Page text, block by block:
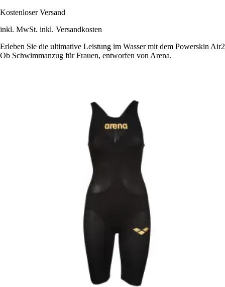
Kostenloser Versand
inkl. MwSt. inkl. Versandkosten
Erleben Sie die ultimative Leistung im Wasser mit dem Powerskin Air2
Ob Schwimmanzug für Frauen, entworfen von Arena.